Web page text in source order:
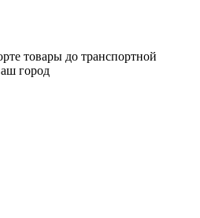
товары до транспортной
город